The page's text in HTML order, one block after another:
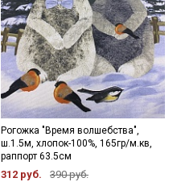
Рогожка "Время волшебства",
ш.1.5м, хлопок-100%, 165гр/м.кв,
раппорт 63.5см
312 руб. 390 руб.